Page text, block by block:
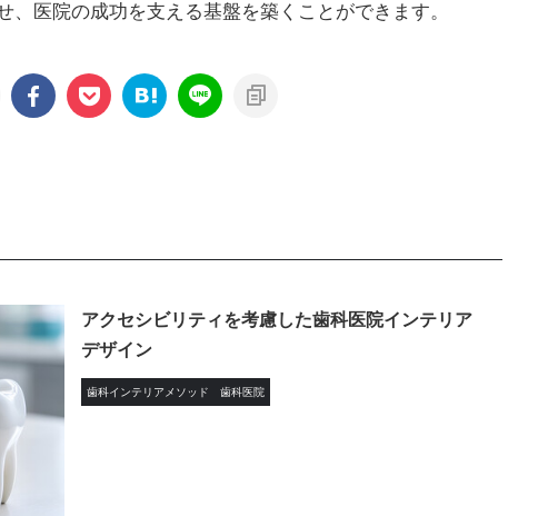
、医院の成功を支える基盤を築くことができます。
アクセシビリティを考慮した歯科医院インテリア
デザイン
歯科インテリアメソッド 歯科医院